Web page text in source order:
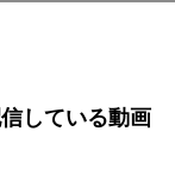
している動画